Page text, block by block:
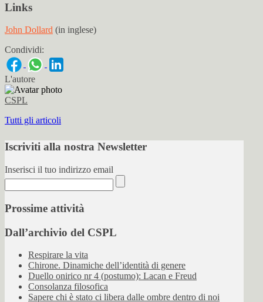
Links
John Dollard (in inglese)
Condividi:
L'autore
CSPL
Tutti gli articoli
Iscriviti alla nostra Newsletter
Inserisci il tuo indirizzo email
Prossime attività
Dall’archivio del CSPL
Respirare la vita
Chirone. Dinamiche dell’identità di genere
Duello onirico nr 4 (postumo): Lacan e Freud
Consolanza filosofica
Sapere chi è stato ci libera dalle ombre dentro di noi